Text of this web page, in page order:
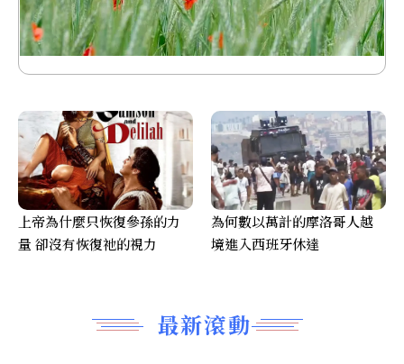
最新滾動
上帝為什麼只恢復參孫的力
量 卻沒有恢復祂的視力
為何數以萬計的摩洛哥人越
境進入西班牙休達